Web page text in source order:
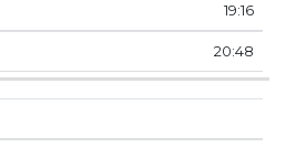
19:16
20:48